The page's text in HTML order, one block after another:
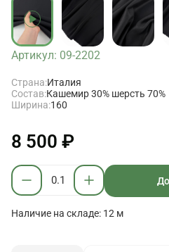
Артикул: 09-2202
Страна:Италия
Состав:Кашемир 30% шерсть 70%
Ширина:160
8 500 ₽
Наличие на складе: 12 м